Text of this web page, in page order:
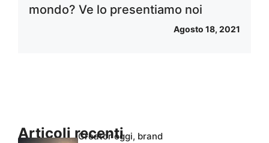
mondo? Ve lo presentiamo noi
Agosto 18, 2021
Articoli recenti
Creator oggi, brand